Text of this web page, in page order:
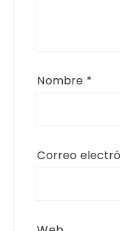
Nombre *
Correo